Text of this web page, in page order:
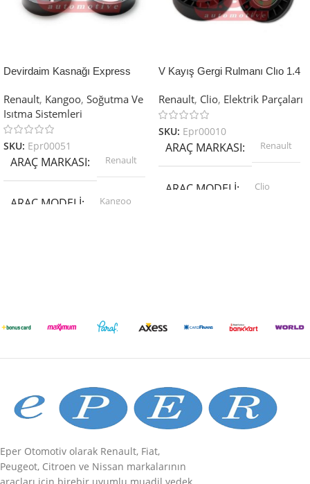
Devirdaim Kasnağı Express
Kangoo ABA-25995311
8200689693
Renault, Kangoo, Soğutma Ve
Isıtma Sistemleri
SKU: Epr00051
ARAÇ MARKASI Renault
ARAÇ MODELI Kangoo
V Kayış Gergi Rulmanı Clıo 1.4
7700854373
Renault, Clio, Elektrik Parçaları
SKU: Epr00010
ARAÇ MARKASI Renault
ARAÇ MODELI Clio
Eper Otomotiv olarak Renault, Fiat,
Peugeot, Citroen ve Nissan markalarının